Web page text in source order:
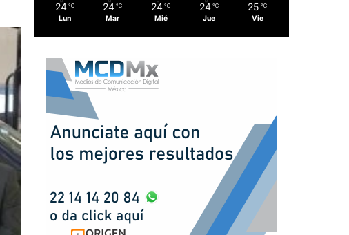
24 ℃
Lun
24 ℃
Mar
24 ℃
Mié
24 ℃
Jue
25 ℃
Vie